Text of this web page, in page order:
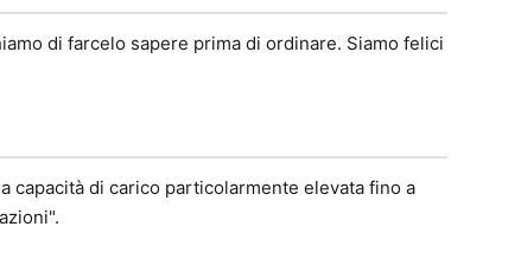
di farcelo sapere prima di ordinare. Siamo felici
capacità di carico particolarmente elevata fino a